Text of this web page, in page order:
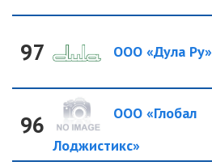
97 ООО «Дула Ру»
96
ООО «Глобал
Лоджистикс»